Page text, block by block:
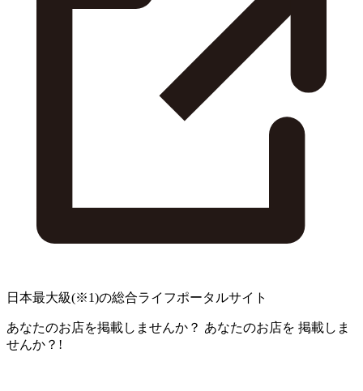
日本最大級(※1)の総合ライフポータルサイト
あなたのお店を掲載しませんか？ あなたのお店を 掲載しま
せんか？!